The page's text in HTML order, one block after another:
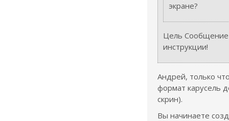
экране?
Цель Сообщение
инструкции!
Андрей, только
формат карусель
скрин).
Вы начинаете